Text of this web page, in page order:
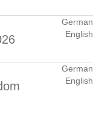
German
English
German
English